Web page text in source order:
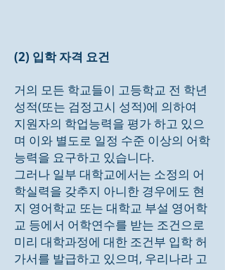
(2) 입학 자격 요건
거의 모든 학교들이 고등학교 전 학년
성적(또는 검정고시 성적)에 의하여
지원자의 학업능력을 평가 하고 있으
며 이와 별도로 일정 수준 이상의 어학
능력을 요구하고 있습니다.
그러나 일부 대학교에서는 소정의 어
학실력을 갖추지 아니한 경우에도 현
지 영어학교 또는 대학교 부설 영어학
교 등에서 어학연수를 받는 조건으로
미리 대학과정에 대한 조건부 입학 허
가서를 발급하고 있으며, 우리나라 고